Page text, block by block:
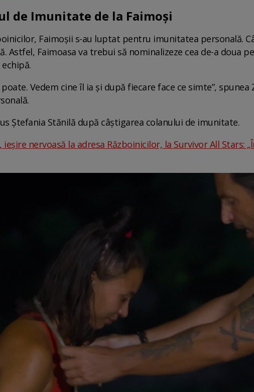
de Imunitate de la Faimoși
Faimoșii s-au luptat pentru imunitatea personală.
Astfel, Faimoasa va trebui să nominalizeze cea de-a doua
Vedem cine îl ia și după fiecare face ce simte”, spunea
Ștefania Stănilă după câștigarea colanului de imunitate.
ieșire nervoasă la adresa Războinicilor, la Survivor All Stars: